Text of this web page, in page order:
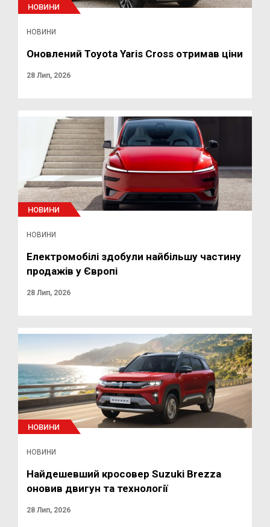
НОВИНИ
НОВИНИ
Оновлений Toyota Yaris Cross отримав ціни
28 Лип, 2026
НОВИНИ
НОВИНИ
Електромобілі здобули найбільшу частину
продажів у Європі
28 Лип, 2026
НОВИНИ
НОВИНИ
Найдешевший кросовер Suzuki Brezza
оновив двигун та технології
28 Лип, 2026